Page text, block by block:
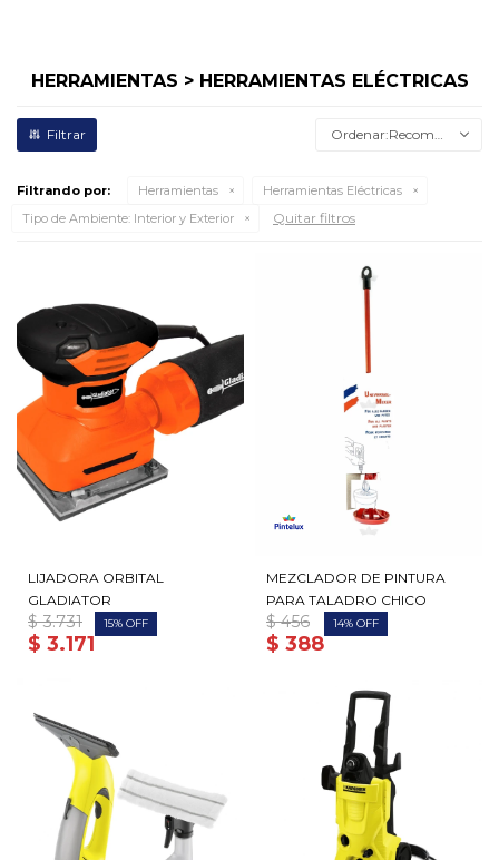
HERRAMIENTAS > HERRAMIENTAS ELÉCTRICAS
Recomendados
Filtrando por: Herramientas
Herramientas Eléctricas
Tipo de Ambiente: Interior y Exterior Quitar filtros
LIJADORA ORBITAL
GLADIATOR
$ 3.171
$ 3.731 15
MEZCLADOR DE PINTURA
PARA TALADRO CHICO
$ 388
$ 456 14